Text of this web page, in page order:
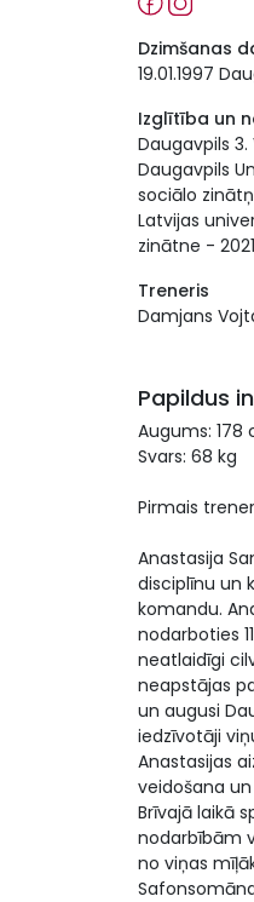
Dzimšanas
19.01.1997
Izglītība un
Daugavpils 3.
Daugavpils
sociālo
Latvijas
zinātne - 2021
Treneris
Damjans
Papildus
Augums: 178
Svars: 68 kg
Pirmais
Anastasija
disciplīnu un
komandu.
nodarboties
neatlaidīgi
neapstājas
un augusi
iedzīvotāji
Anastasijas
veidošana
Brīvajā laikā
nodarbībām
no viņas